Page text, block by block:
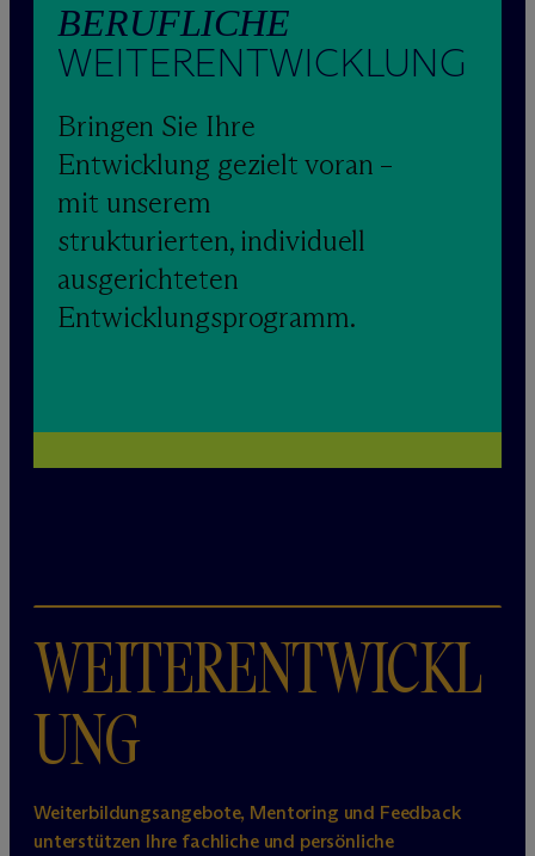
BERUFLICHE
WEITERENTWICKLUNG
Bringen Sie Ihre
Entwicklung gezielt voran –
mit unserem
strukturierten, individuell
ausgerichteten
Entwicklungsprogramm.
WEITERENTWICKL
UNG
Weiterbildungsangebote, Mentoring und Feedback
unterstützen Ihre fachliche und persönliche